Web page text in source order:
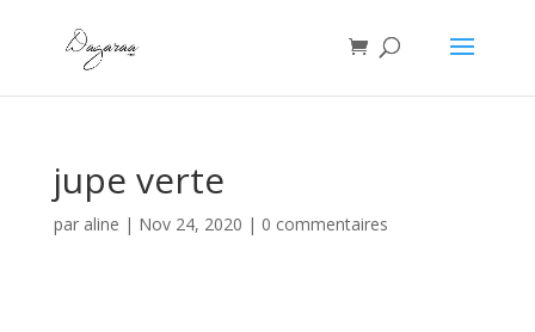
jupe verte
par aline | Nov 24, 2020 | 0 commentaires